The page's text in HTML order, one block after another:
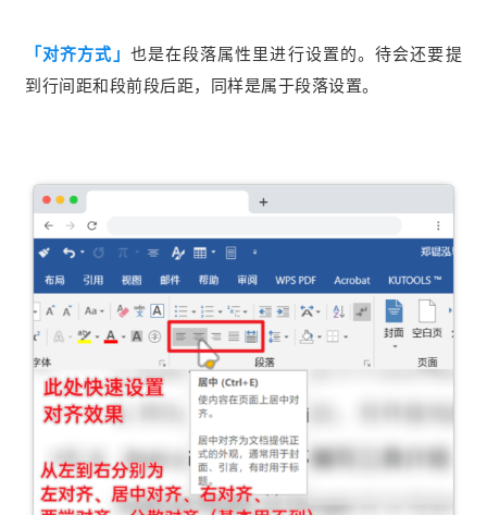
「对齐方式」 也是在段落属性里进行设置的。待会还要提
到行间距和段前段后距，同样是属于段落设置。